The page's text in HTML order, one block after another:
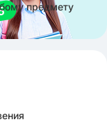
предмету